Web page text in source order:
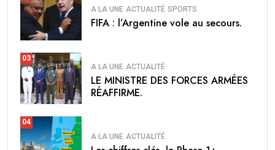
A LA UNE ACTUALITÉ SPORTS
FIFA : l’Argentine vole au secours.
03
A LA UNE ACTUALITÉ
LE MINISTRE DES FORCES ARMÉES
RÉAFFIRME.
04
A LA UNE ACTUALITÉ